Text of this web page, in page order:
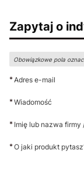
Zapytaj o
Obowiązkowe pola
*Adres e-mail
*Wiadomość
* Imię lub nazwa firmy
*O jaki produkt